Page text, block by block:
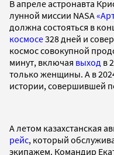
В апреле астронавта
лунной миссии NASA
должна состояться в
космосе328 дней и
космос совокупной
минут, включая выход в
только женщины. А в
истории, совершившей
А летом казахстанская
рейс, который
экипажем. Командир